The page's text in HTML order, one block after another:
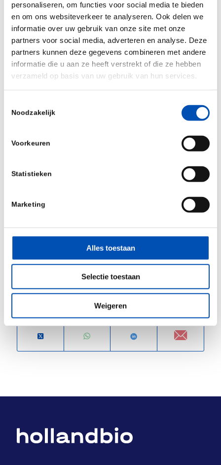
personaliseren, om functies voor social media te bieden
en om ons websiteverkeer te analyseren. Ook delen we
informatie over uw gebruik van onze site met onze
partners voor social media, adverteren en analyse. Deze
partners kunnen deze gegevens combineren met andere
informatie die u aan ze heeft verstrekt of die ze hebben
verzameld op basis van uw gebruik van hun services.
Noodzakelijk
Voorkeuren
Statistieken
Marketing
Alles toestaan
Selectie toestaan
Weigeren
bijvoorbeeld eerder met bijvoorbeeld de Delta- en
Omikronvariant zagen. En,last but not least
variant moet niet of slecht reageren op
bestaande vaccins, voordat we een nieuw vaccin
ontwikkelen.
Andere infectieziekten vergen ook een
zouden we het bijna vergeten: corona is niet de
zien we dat partijen hun horizon weer verbreden,
door ook andere infectieziekten het hoofd te
het Respiratoir
. En dat is hard nodig, want er zijn
legio andere infectieziekten die om (betere)